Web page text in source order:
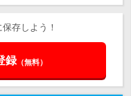
存しよう！
録（無料）